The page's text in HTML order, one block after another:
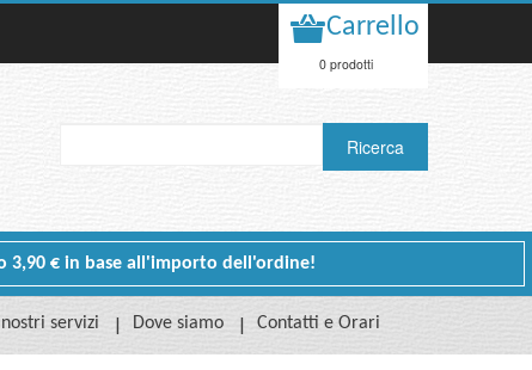
Carrello
0 prodotti
3,90 € in base all'importo dell'ordine!
servizi Dove siamo Contatti e Orari